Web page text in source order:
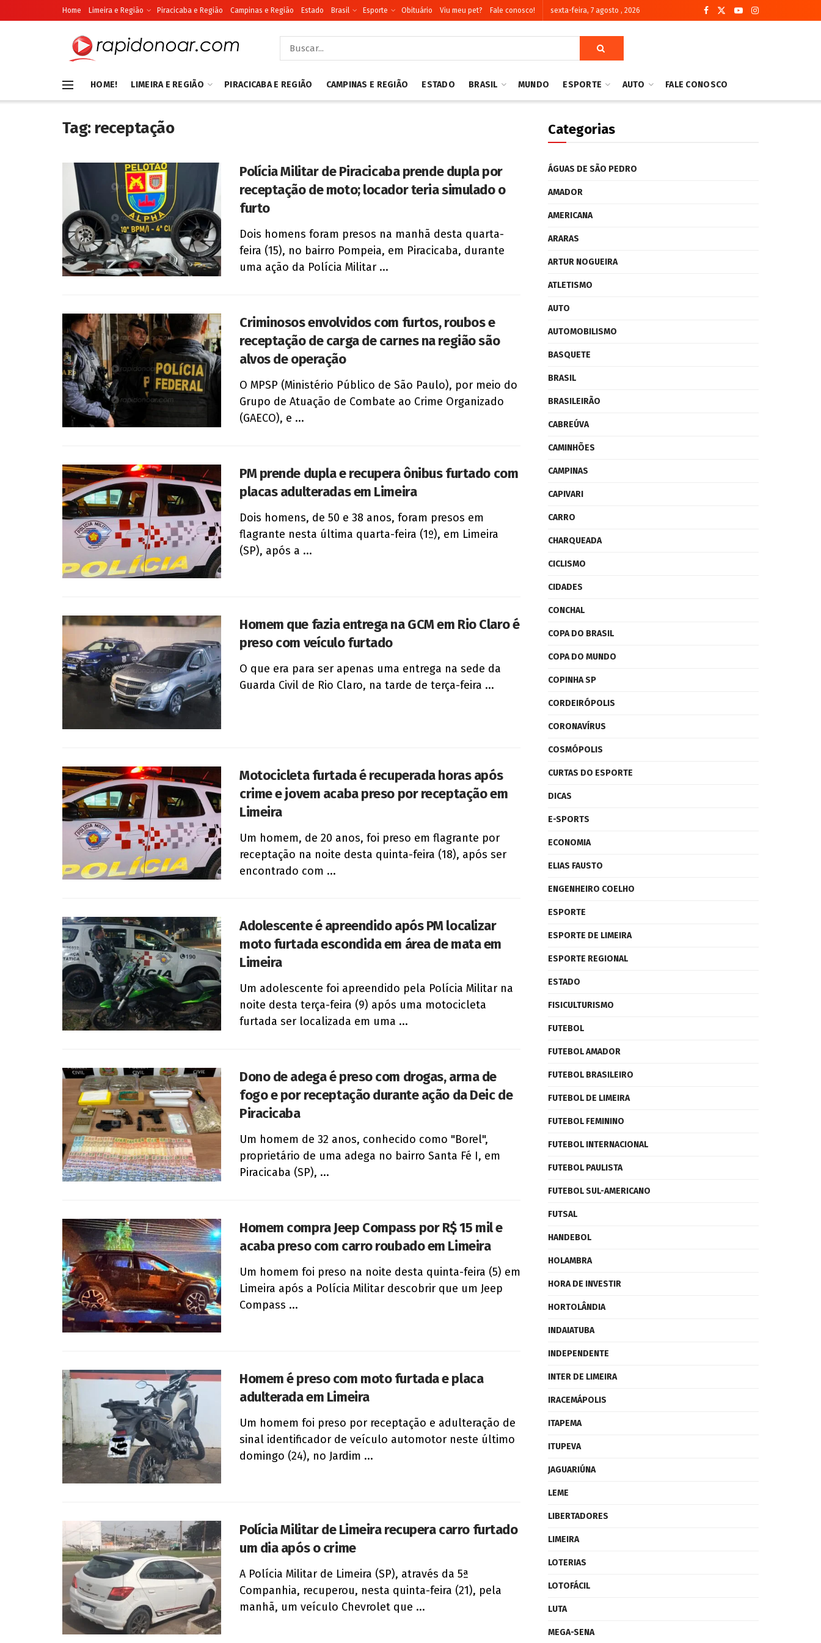
Home Limeira e Região Piracicaba e Região Campinas e Região Estado Brasil Esporte Obituário Viu meu pet? Fale conosco! sexta-feira, 7 agosto , 2026
HOME! LIMEIRA E REGIÃO PIRACICABA E REGIÃO CAMPINAS E REGIÃO ESTADO BRASIL MUNDO ESPORTE AUTO FALE CONOSCO
Tag: receptação
Polícia Militar de Piracicaba prende dupla por
receptação de moto; locador teria simulado o
furto
Dois homens foram presos na manhã desta quarta-
feira (15), no bairro Pompeia, em Piracicaba, durante
uma ação da Polícia Militar ...
Criminosos envolvidos com furtos, roubos e
receptação de carga de carnes na região são
alvos de operação
O MPSP (Ministério Público de São Paulo), por meio do
Grupo de Atuação de Combate ao Crime Organizado
(GAECO), e ...
PM prende dupla e recupera ônibus furtado com
placas adulteradas em Limeira
Dois homens, de 50 e 38 anos, foram presos em
flagrante nesta última quarta-feira (1º), em Limeira
(SP), após a ...
Homem que fazia entrega na GCM em Rio Claro é
preso com veículo furtado
O que era para ser apenas uma entrega na sede da
Guarda Civil de Rio Claro, na tarde de terça-feira ...
Motocicleta furtada é recuperada horas após
crime e jovem acaba preso por receptação em
Limeira
Um homem, de 20 anos, foi preso em flagrante por
receptação na noite desta quinta-feira (18), após ser
encontrado com ...
Adolescente é apreendido após PM localizar
moto furtada escondida em área de mata em
Limeira
Um adolescente foi apreendido pela Polícia Militar na
noite desta terça-feira (9) após uma motocicleta
furtada ser localizada em uma ...
Dono de adega é preso com drogas, arma de
fogo e por receptação durante ação da Deic de
Piracicaba
Um homem de 32 anos, conhecido como "Borel",
proprietário de uma adega no bairro Santa Fé I, em
Piracicaba (SP), ...
Homem compra Jeep Compass por R$ 15 mil e
acaba preso com carro roubado em Limeira
Um homem foi preso na noite desta quinta-feira (5) em
Limeira após a Polícia Militar descobrir que um Jeep
Compass ...
Homem é preso com moto furtada e placa
adulterada em Limeira
Um homem foi preso por receptação e adulteração de
sinal identificador de veículo automotor neste último
domingo (24), no Jardim ...
Polícia Militar de Limeira recupera carro furtado
um dia após o crime
A Polícia Militar de Limeira (SP), através da 5ª
Companhia, recuperou, nesta quinta-feira (21), pela
manhã, um veículo Chevrolet que ...
Categorias
ÁGUAS DE SÃO PEDRO
AMADOR
AMERICANA
ARARAS
ARTUR NOGUEIRA
ATLETISMO
AUTO
AUTOMOBILISMO
BASQUETE
BRASIL
BRASILEIRÃO
CABREÚVA
CAMINHÕES
CAMPINAS
CAPIVARI
CARRO
CHARQUEADA
CICLISMO
CIDADES
CONCHAL
COPA DO BRASIL
COPA DO MUNDO
COPINHA SP
CORDEIRÓPOLIS
CORONAVÍRUS
COSMÓPOLIS
CURTAS DO ESPORTE
DICAS
E-SPORTS
ECONOMIA
ELIAS FAUSTO
ENGENHEIRO COELHO
ESPORTE
ESPORTE DE LIMEIRA
ESPORTE REGIONAL
ESTADO
FISICULTURISMO
FUTEBOL
FUTEBOL AMADOR
FUTEBOL BRASILEIRO
FUTEBOL DE LIMEIRA
FUTEBOL FEMININO
FUTEBOL INTERNACIONAL
FUTEBOL PAULISTA
FUTEBOL SUL-AMERICANO
FUTSAL
HANDEBOL
HOLAMBRA
HORA DE INVESTIR
HORTOLÂNDIA
INDAIATUBA
INDEPENDENTE
INTER DE LIMEIRA
IRACEMÁPOLIS
ITAPEMA
ITUPEVA
JAGUARIÚNA
LEME
LIBERTADORES
LIMEIRA
LOTERIAS
LOTOFÁCIL
LUTA
MEGA-SENA